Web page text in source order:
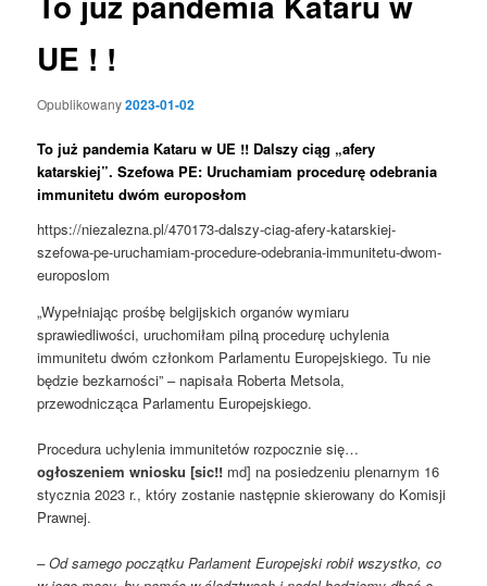
UE ! !
Opublikowany2023-01-02
To już pandemia Kataru w UE !! Dalszy ciąg „afery
katarskiej”. Szefowa PE: Uruchamiam procedurę odebrania
immunitetu dwóm europosłom
https://niezalezna.pl/470173-dalszy-ciag-afery-katarskiej-
szefowa-pe-uruchamiam-procedure-odebrania-immunitetu-dwom-
europoslom
„Wypełniając prośbę belgijskich organów wymiaru
sprawiedliwości, uruchomiłam pilną procedurę uchylenia
immunitetu dwóm członkom Parlamentu Europejskiego. Tu nie
będzie bezkarności” – napisała Roberta Metsola,
przewodnicząca Parlamentu Europejskiego.
Procedura uchylenia immunitetów rozpocznie się…
ogłoszeniem wniosku[sic!! md] na posiedzeniu plenarnym 16
stycznia 2023 r., który zostanie następnie skierowany do Komisji
Prawnej.
– Od samego początku Parlament Europejski robił wszystko, co